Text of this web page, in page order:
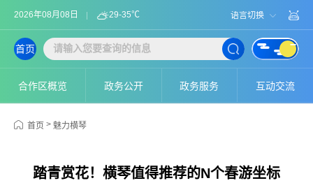
2026年08月08日 29-35℃ 语言切换
合作区概览 政务公开 政务服务 互动交流
首页
首页 > 魅力横琴
踏青赏花！横琴值得推荐的N个春游坐标